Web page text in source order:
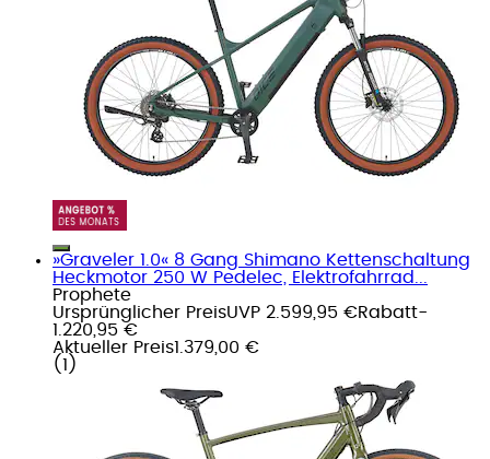
»Graveler 1.0« 8 Gang Shimano Kettenschaltung
Heckmotor 250 W Pedelec, Elektrofahrrad...
Prophete
Ursprünglicher PreisUVP 2.599,95 €Rabatt-
1.220,95 €
Aktueller Preis1.379,00 €
( 1 )